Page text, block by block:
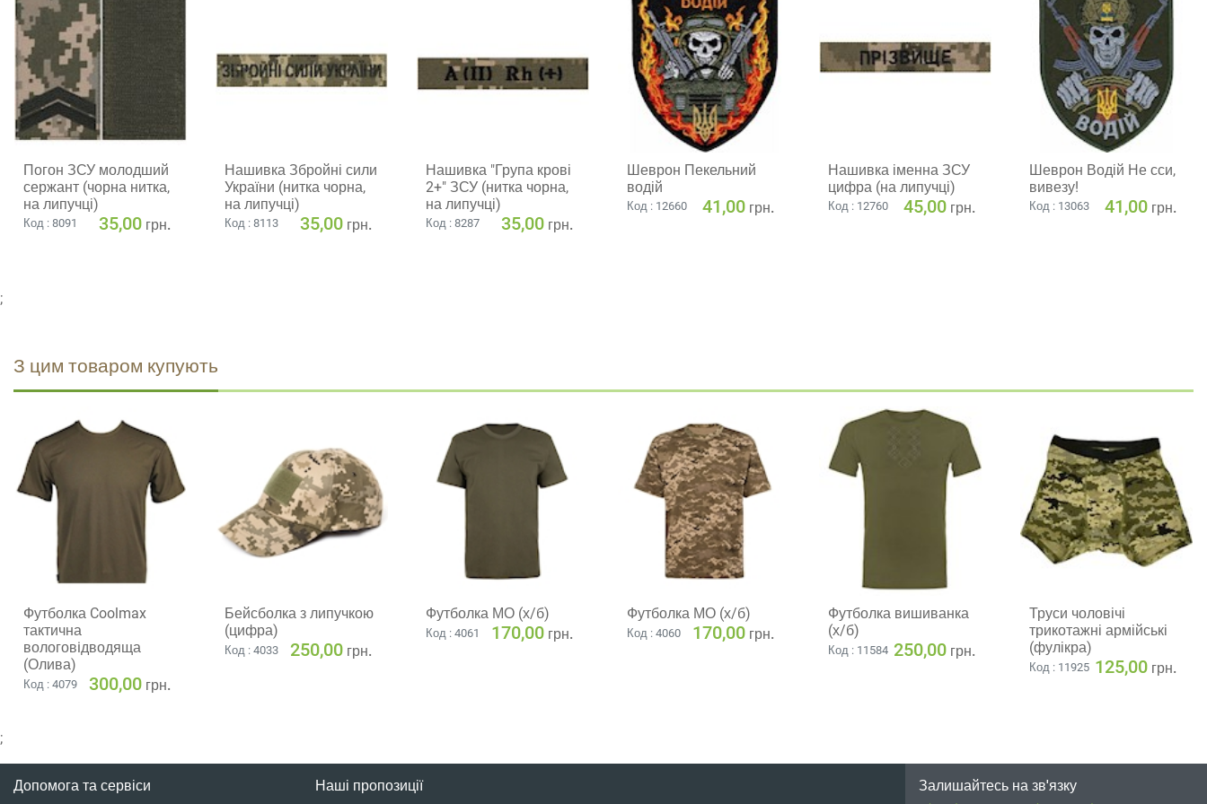
Погон ЗСУ молодший
сержант (чорна нитка,
на липучці)
Код : 8091 35,00 грн.
Нашивка Збройні сили
України (нитка чорна,
на липучці)
Код : 8113 35,00 грн.
Нашивка "Група крові
2+" ЗСУ (нитка чорна,
на липучці)
Код : 8287 35,00 грн.
Шеврон Пекельний
водій
Код : 12660 41,00 грн.
Нашивка іменна ЗСУ
цифра (на липучці)
Код : 12760 45,00 грн.
Шеврон Водій Не сси,
вивезу!
Код : 13063 41,00 грн.
;
З цим товаром купують
Футболка Coolmax
тактична
вологовiдводяща
(Олива)
Код : 4079 300,00 грн.
Бейсболка з липучкою
(цифра)
Код : 4033 250,00 грн.
Футболка МО (х/б)
Код : 4061 170,00 грн.
Футболка МО (х/б)
Код : 4060 170,00 грн.
Футболка вишиванка
(х/б)
Код : 11584 250,00 грн.
Труси чоловічі
трикотажні армійські
(фулікра)
Код : 11925 125,00 грн.
;
Допомога та сервіси Наші пропозиції
Залишайтесь на зв'язку